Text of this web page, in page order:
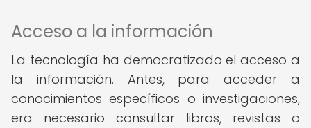
Acceso a la información
La tecnología ha democratizado el acceso a
la información. Antes, para acceder a
conocimientos específicos o investigaciones,
era necesario consultar libros, revistas o